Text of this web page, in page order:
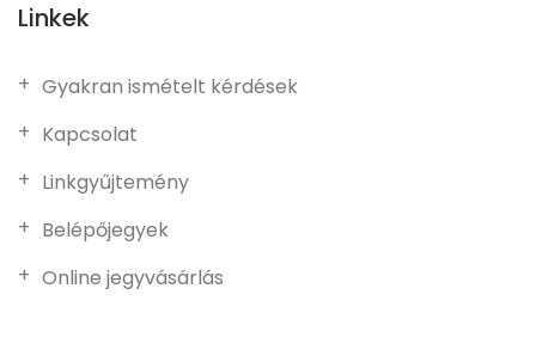
Linkek
Gyakran ismételt kérdések
Kapcsolat
Linkgyűjtemény
Belépőjegyek
Online jegyvásárlás